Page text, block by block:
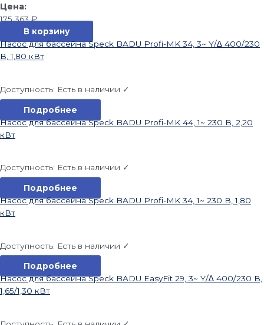
175 363₽
В корзину
Насос для бассейна Speck BADU Profi-MK 34, 3~ Y/∆ 400/230
В, 1,80 кВт
Доступность: Есть в наличии ✓
Подробнее
Насос для бассейна Speck BADU Profi-MK 44, 1~ 230 В, 2,20
кВт
Доступность: Есть в наличии ✓
Подробнее
Насос для бассейна Speck BADU Profi-MK 34, 1~ 230 В, 1,80
кВт
Доступность: Есть в наличии ✓
Подробнее
Насос для бассейна Speck BADU EasyFit 29, 3~ Y/∆ 400/230 В,
1,65/1,30 кВт